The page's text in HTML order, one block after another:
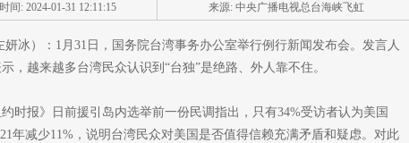
时间: 2024-01-31 12:11:15 来源: 中央广播电视总台海峡飞虹
冰）：1月31日，国务院台湾事务办公室举行例行新闻发布会。发言人
，越来越多台湾民众认识到“台独”是绝路、外人靠不住。
时报》日前援引岛内选举前一份民调指出，只有34%受访者认为美国
年减少11%，说明台湾民众对美国是否值得信赖充满矛盾和疑虑。对此